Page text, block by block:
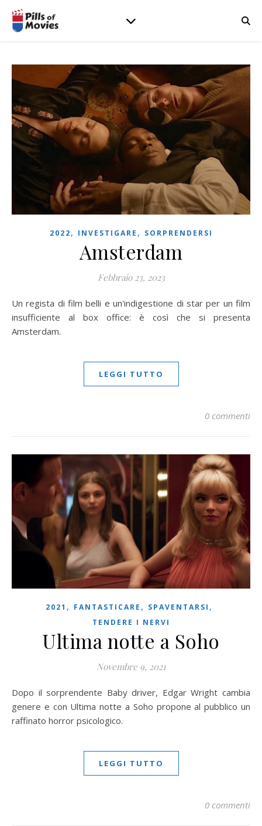
2022, INVESTIGARE , SORPRENDERSI
Amsterdam
Febbraio 23, 2023
Un regista di film belli e un'indigestione di star per un film
insufficiente al box office: è così che si presenta
Amsterdam.
LEGGI TUTTO
0 commenti
2021 , FANTASTICARE , SPAVENTARSI ,
TENDERE I NERVI
Ultima notte a Soho
Novembre 9, 2021
Dopo il sorprendente Baby driver, Edgar Wright cambia
genere e con Ultima notte a Soho propone al pubblico un
raffinato horror psicologico.
LEGGI TUTTO
0 commenti